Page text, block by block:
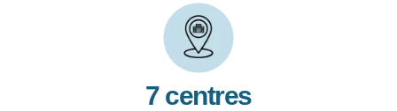
7 centres